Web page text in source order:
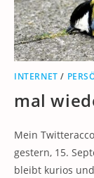
INTERNET /
mal
Mein
gestern, 15.
bleibt kurios